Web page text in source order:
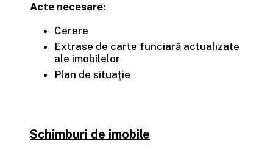
Acte necesare:
Cerere
Extrase de carte funciară actualizate
ale imobilelor
Plan de situaţie
Schimburi de imobile